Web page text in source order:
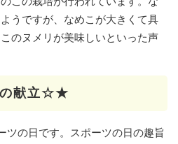
うですが、なめこが大きくて具
のヌメリが美味しいといった声
献立☆★
の日です。スポーツの日の趣旨